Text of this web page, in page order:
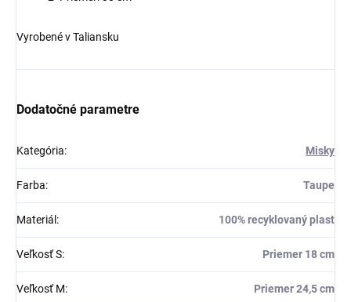
Vyrobené v Taliansku
Dodatočné parametre
Kategória: Misky
Farba: Taupe
Materiál : 100% recyklovaný plast
Veľkosť S: Priemer 18 cm
Veľkosť M: Priemer 24,5 cm